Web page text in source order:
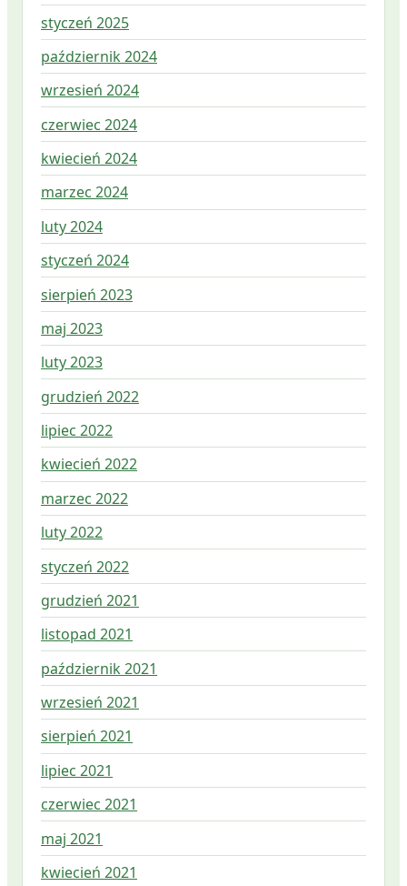
styczeń 2025
październik 2024
wrzesień 2024
czerwiec 2024
kwiecień 2024
marzec 2024
luty 2024
styczeń 2024
sierpień 2023
maj 2023
luty 2023
grudzień 2022
lipiec 2022
kwiecień 2022
marzec 2022
luty 2022
styczeń 2022
grudzień 2021
listopad 2021
październik 2021
wrzesień 2021
sierpień 2021
lipiec 2021
czerwiec 2021
maj 2021
kwiecień 2021